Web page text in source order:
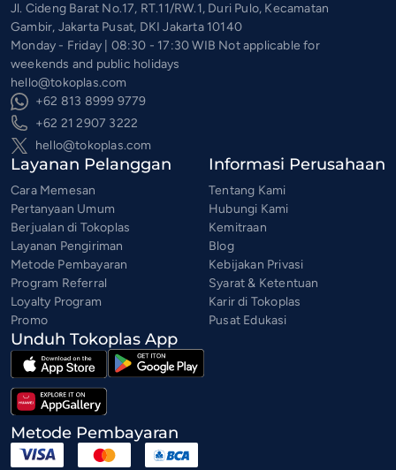
Jl. Cideng Barat No.17, RT.11/RW.1, Duri Pulo, Kecamatan
Gambir, Jakarta Pusat, DKI Jakarta 10140
Monday - Friday | 08:30 - 17:30 WIB Not applicable for
weekends and public holidays
hello@tokoplas.com
+62 813 8999 9779
+62 21 2907 3222
hello@tokoplas.com
Layanan Pelanggan
Cara Memesan
Pertanyaan Umum
Berjualan di Tokoplas
Layanan Pengiriman
Metode Pembayaran
Program Referral
Loyalty Program
Promo
Informasi Perusahaan
Tentang Kami
Hubungi Kami
Kemitraan
Blog
Kebijakan Privasi
Syarat & Ketentuan
Karir di Tokoplas
Pusat Edukasi
Unduh Tokoplas App
Metode Pembayaran